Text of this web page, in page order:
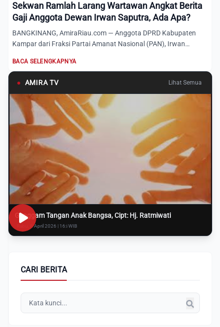
Sekwan Ramlah Larang Wartawan Angkat Berita
Gaji Anggota Dewan Irwan Saputra, Ada Apa?
BANGKINANG, AmiraRiau.com — Anggota DPRD Kabupaten
Kampar dari Fraksi Partai Amanat Nasional (PAN), Irwan
BACA SELENGKAPNYA
● AMIRA TV Lihat Semua
Genggam Tangan Anak Bangsa, Cipt: Hj. Ratmiwati
Rabu, 8 April 2026 | 16:i WIB
CARI BERITA